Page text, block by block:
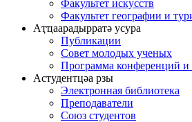
Факультет искусств
Факультет географии и
Аҭҵаарадырратә усура
Публикации
Совет молодых ученых
Программа конференций и
Астудентцәа рзы
Электронная библиотека
Преподаватели
Союз студентов